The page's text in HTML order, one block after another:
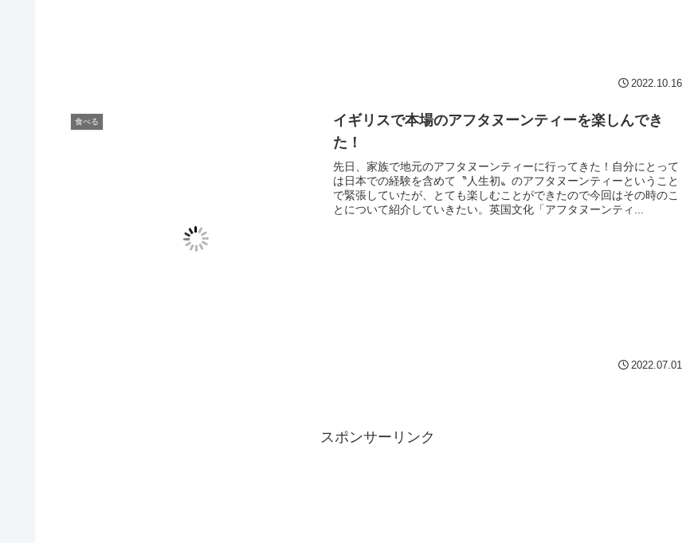
2022.10.16
食べる
イギリスで本場のアフタヌーンティーを楽しんでき
た！
先日、家族で地元のアフタヌーンティーに行ってきた！自分にとって
は日本での経験を含めて〝人生初〟のアフタヌーンティーということ
で緊張していたが、とても楽しむことができたので今回はその時のこ
とについて紹介していきたい。英国文化「アフタヌーンティ...
2022.07.01
スポンサーリンク